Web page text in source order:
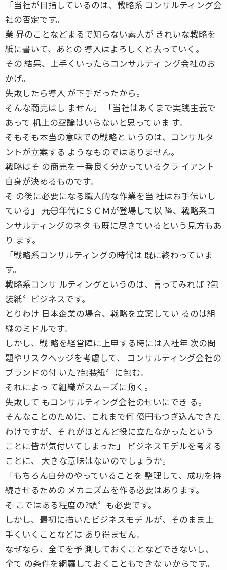
「当社が目指しているのは、戦略系 コンサルティング会
社の否定です。
業 界のことなどまるで知らない素人が きれいな戦略を
紙に書いて、あとの 導入はよろしくと去っていく。
その 結果、上手くいったらコンサルティ ング会社のお
かげ。
失敗したら導入 が下手だったから。
そんな商売はし ません」 「当社はあくまで実践主義で
あって 机上の空論はいらないと思っていま す。
そもそも本当の意味での戦略と いうのは、コンサルタ
ントが立案する ようなものではありません。
戦略はそ の商売を一番良く分かっているクラ イアント
自身が決めるものです。
そ の後に必要になる職人的な作業を当 社はお手伝いし
ている」 ――九〇年代にＳＣＭが登場して以 降、戦略系コ
ンサルティングのネタ も既に尽きているという見方もあ
り ます。
「戦略系コンサルティングの時代は 既に終わっていま
す。
戦略系コンサ ルティングというのは、言ってみれば ?包
装紙〞ビジネスです。
とりわけ 日本企業の場合、戦略を立案してい るのは組
織のミドルです。
しかし、戦 略を経営陣に上申する時には入社年 次の問
題やリスクヘッジを考慮して、 コンサルティング会社の
ブランドの付 いた?包装紙〞に包む。
それによっ て組織がスムーズに動く。
失敗して もコンサルティング会社のせいにでき る。
そんなことのために、これまで何 億円もつぎ込んできた
わけですが、そ れがほとんど役に立たなかったという
ことに皆が気付いてしまった」 ――ビジネスモデルを考える
ことに、 大きな意味はないのでしょうか。
「もちろん自分のやっていることを 整理して、成功を持
続させるための メカニズムを作る必要はあります。
そ こではある程度の?頭〞も必要です。
しかし、最初に描いたビジネスモデ ルが、そのまま上
手くいくことなどは あり得ません。
なぜなら、全てを予 測しておくことなどできないし、
全て の条件を網羅しておくこともできな いからです。